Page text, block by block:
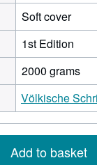
Soft cover
1st Edition
2000 grams
Völkische
Add to basket